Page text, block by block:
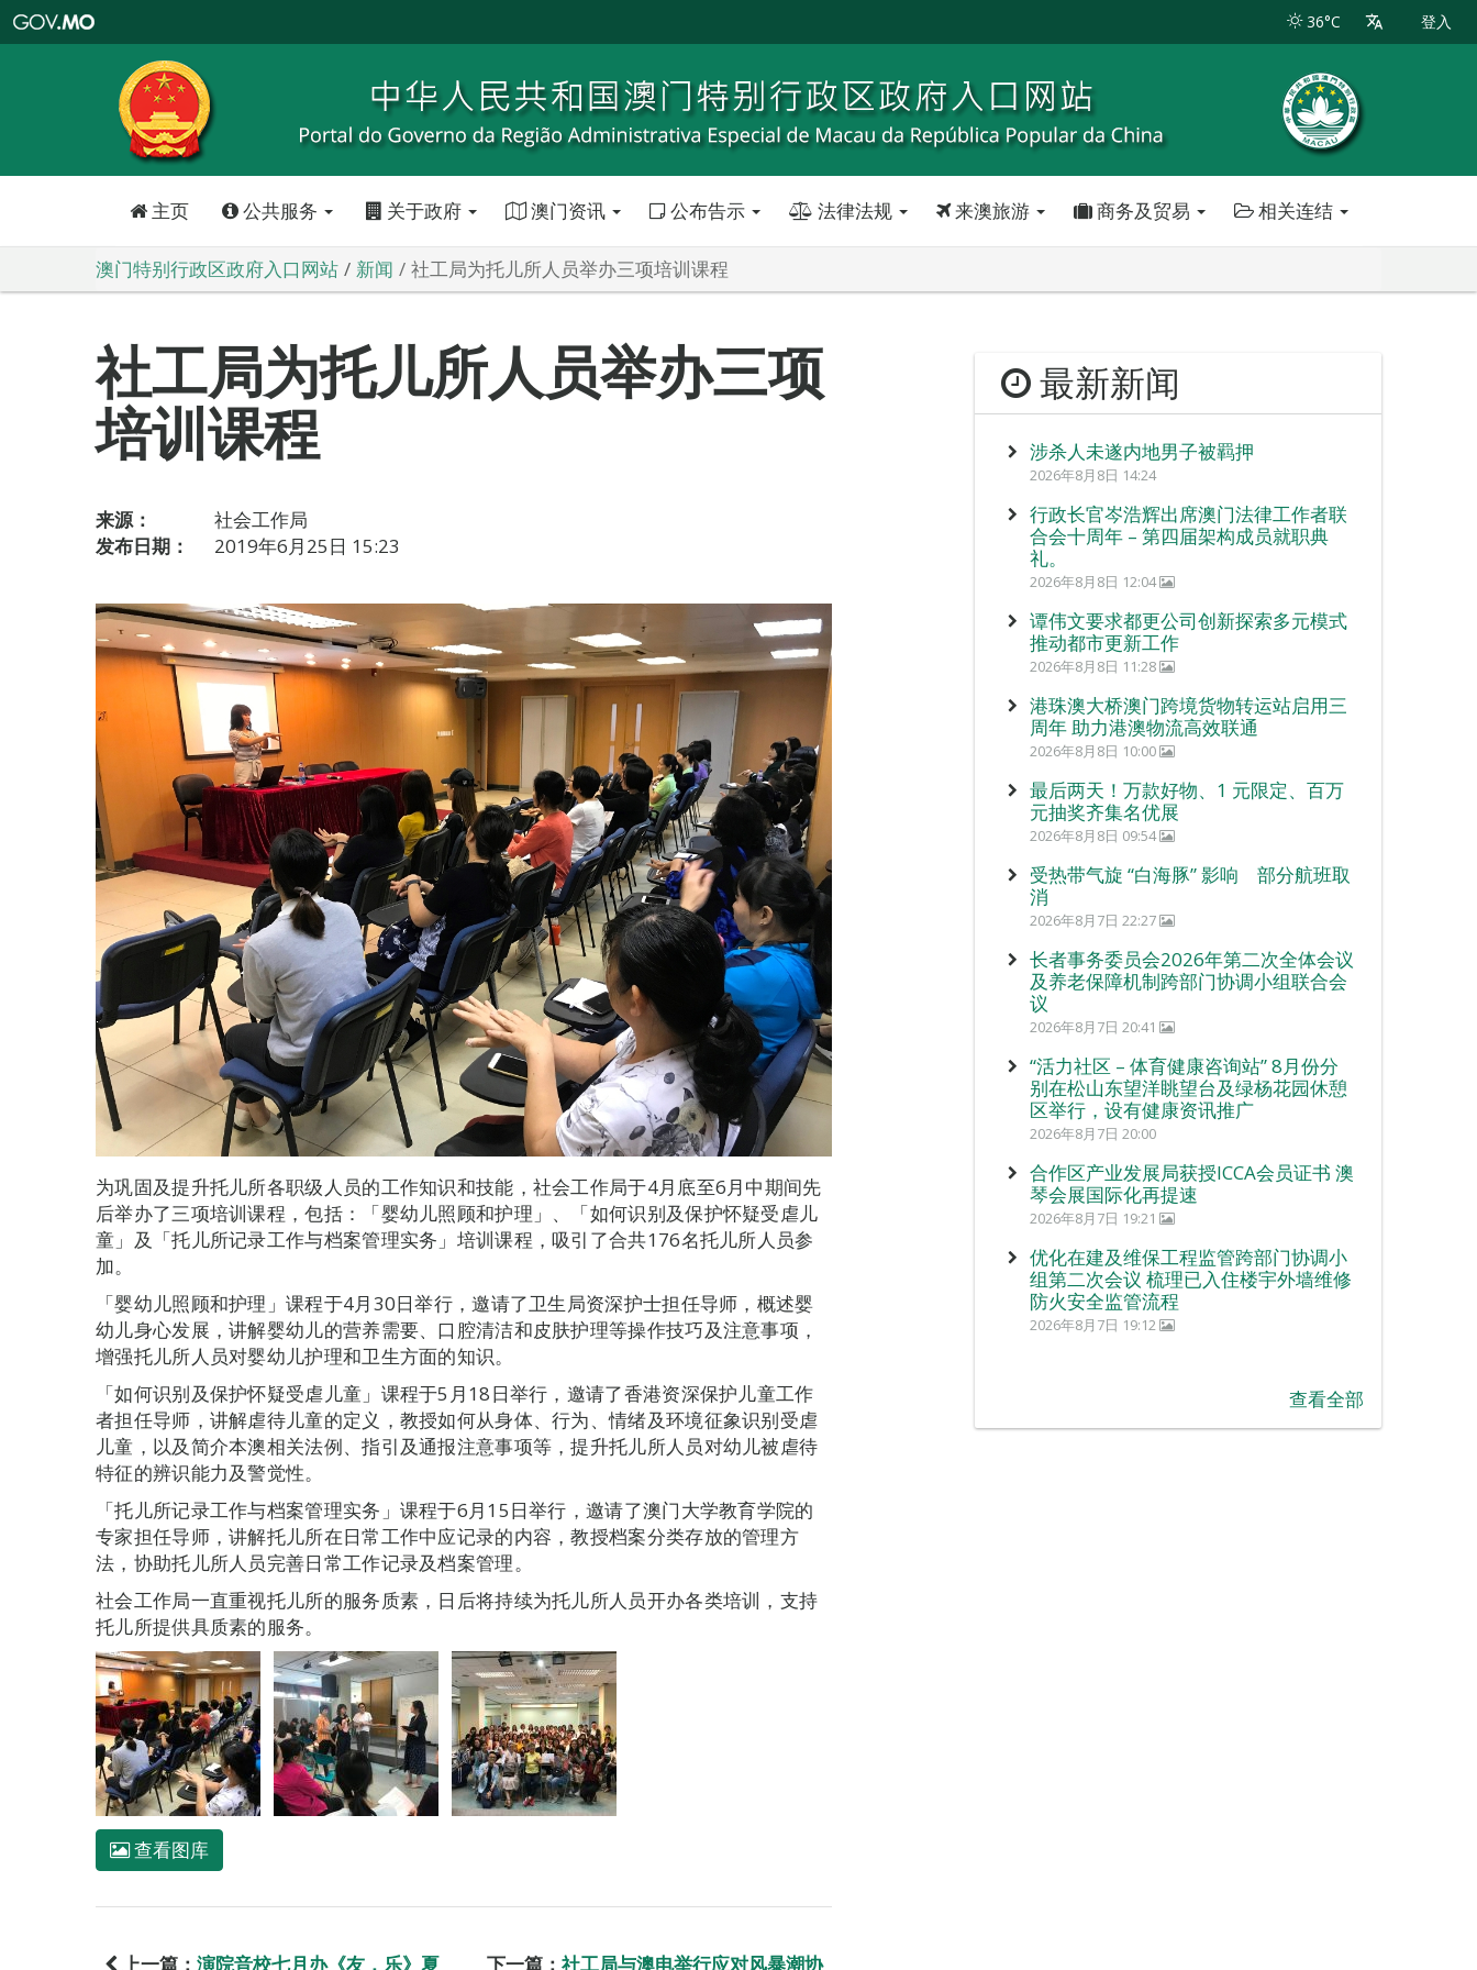
特
政
区
政
口
36°C 登入
主页 公共服务 关于政府 澳门资讯 公布告示 法律法规 来澳旅游 商务及贸易 相关连结
澳门特别行政区政府入口网站 新闻 社工局为托儿所人员举办三项培训课程
社工局为托儿所人员举办三项
培训课程
来源：
社会工作局
发布日期：
2019年6月25日 15:23
为巩固及提升托儿所各职级人员的工作知识和技能，社会工作局于4月底至6月中期间先
后举办了三项培训课程，包括：「婴幼儿照顾和护理」、「如何识别及保护怀疑受虐儿
童」及「托儿所记录工作与档案管理实务」培训课程，吸引了合共176名托儿所人员参
加。
「婴幼儿照顾和护理」课程于4月30日举行，邀请了卫生局资深护士担任导师，概述婴
幼儿身心发展，讲解婴幼儿的营养需要、口腔清洁和皮肤护理等操作技巧及注意事项，
增强托儿所人员对婴幼儿护理和卫生方面的知识。
「如何识别及保护怀疑受虐儿童」课程于5月18日举行，邀请了香港资深保护儿童工作
者担任导师，讲解虐待儿童的定义，教授如何从身体、行为、情绪及环境征象识别受虐
儿童，以及简介本澳相关法例、指引及通报注意事项等，提升托儿所人员对幼儿被虐待
特征的辨识能力及警觉性。
「托儿所记录工作与档案管理实务」课程于6月15日举行，邀请了澳门大学教育学院的
专家担任导师，讲解托儿所在日常工作中应记录的内容，教授档案分类存放的管理方
法，协助托儿所人员完善日常工作记录及档案管理。
社会工作局一直重视托儿所的服务质素，日后将持续为托儿所人员开办各类培训，支持
托儿所提供具质素的服务。
查看图库
上一篇： 演院音校七月办《友．乐》夏 下一篇： 社工局与澳电举行应对风暴潮协
最新新闻
涉杀人未遂内地男子被羁押
2026年8月8日 14:24
行政长官岑浩辉出席澳门法律工作者联
合会十周年 – 第四届架构成员就职典
礼。
2026年8月8日 12:04
谭伟文要求都更公司创新探索多元模式
推动都市更新工作
2026年8月8日 11:28
港珠澳大桥澳门跨境货物转运站启用三
周年 助力港澳物流高效联通
2026年8月8日 10:00
最后两天！万款好物、1 元限定、百万
元抽奖齐集名优展
2026年8月8日 09:54
受热带气旋 “白海豚” 影响 部分航班取
消
2026年8月7日 22:27
长者事务委员会2026年第二次全体会议
及养老保障机制跨部门协调小组联合会
议
2026年8月7日 20:41
“活力社区 – 体育健康咨询站” 8月份分
别在松山东望洋眺望台及绿杨花园休憩
区举行，设有健康资讯推广
2026年8月7日 20:00
合作区产业发展局获授ICCA会员证书 澳
琴会展国际化再提速
2026年8月7日 19:21
优化在建及维保工程监管跨部门协调小
组第二次会议 梳理已入住楼宇外墙维修
防火安全监管流程
2026年8月7日 19:12
查看全部